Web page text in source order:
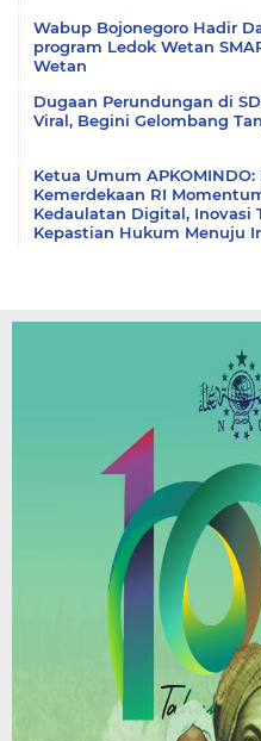
Wabup Bojonegoro Hadir
program Ledok Wetan
Wetan
Dugaan Perundungan di
Viral, Begini Gelombang
Ketua Umum APKOMINDO:
Kemerdekaan RI
Kedaulatan Digital, Inovasi
Kepastian Hukum Menuju